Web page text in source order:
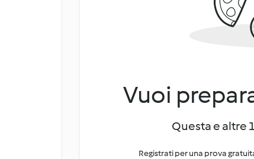
Vuoi
Questa e altre
Registrati per una prova